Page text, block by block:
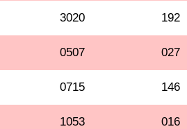
3020 192
0507 027
0715 146
1053 016